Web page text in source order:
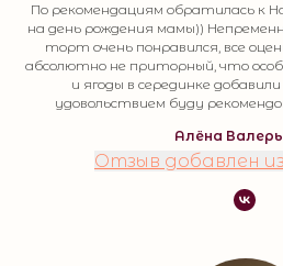
По рекомендациям обратилась к
на день рождения мамы))
торт очень понравился, все
абсолютно не приторный, что
и ягоды в серединке
удовольствием буду
Алёна
Отзыв добавлен